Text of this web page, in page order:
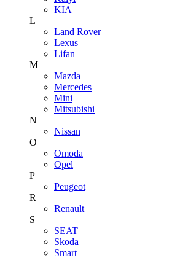
KIA
L
Land Rover
Lexus
Lifan
M
Mazda
Mercedes
Mini
Mitsubishi
N
Nissan
O
Omoda
Opel
P
Peugeot
R
Renault
S
SEAT
Skoda
Smart